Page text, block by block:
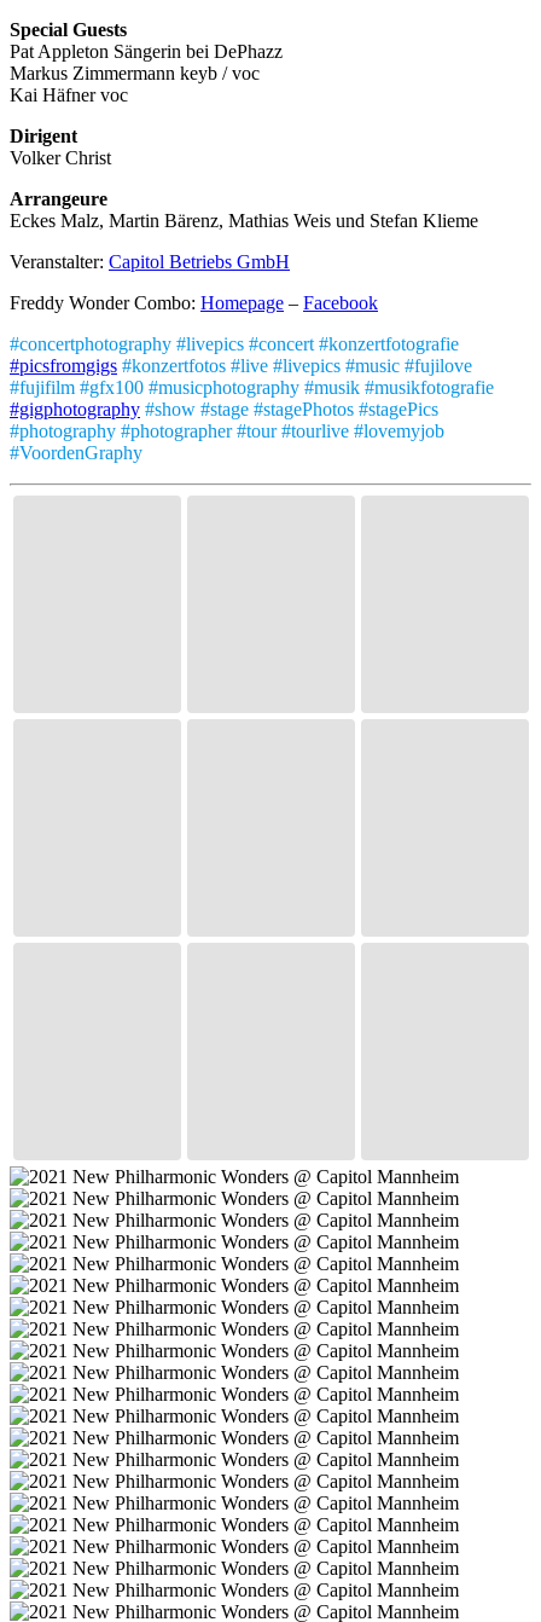
Special Guests
Pat Appleton Sängerin bei DePhazz
Markus Zimmermann keyb / voc
Kai Häfner voc
Dirigent
Volker Christ
Arrangeure
Eckes Malz, Martin Bärenz, Mathias Weis und Stefan Klieme
Veranstalter: Capitol Betriebs GmbH
Freddy Wonder Combo: Homepage – Facebook
#concertphotography #livepics #concert #konzertfotografie
#picsfromgigs #konzertfotos #live #livepics #music #fujilove
#fujifilm #gfx100 #musicphotography #musik #musikfotografie
#gigphotography #show #stage #stagePhotos #stagePics
#photography #photographer #tour #tourlive #lovemyjob
#VoordenGraphy